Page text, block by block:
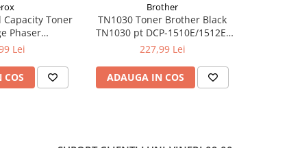
Capacity Toner
Phaser
6515
Lei
Brother
TN1030 Toner Brother Black
TN1030 pt DCP-1510E/1512E,
HL-1110E/1112E ,1K
227,99 Lei
ADAUGA IN COS